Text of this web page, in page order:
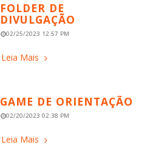
FOLDER DE
DIVULGAÇÃO
02/25/2023 12:57 PM
Leia Mais
GAME DE ORIENTAÇÃO
02/20/2023 02:38 PM
Leia Mais